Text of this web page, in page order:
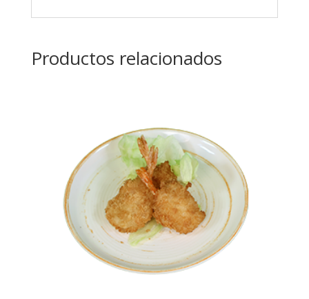
Productos relacionados